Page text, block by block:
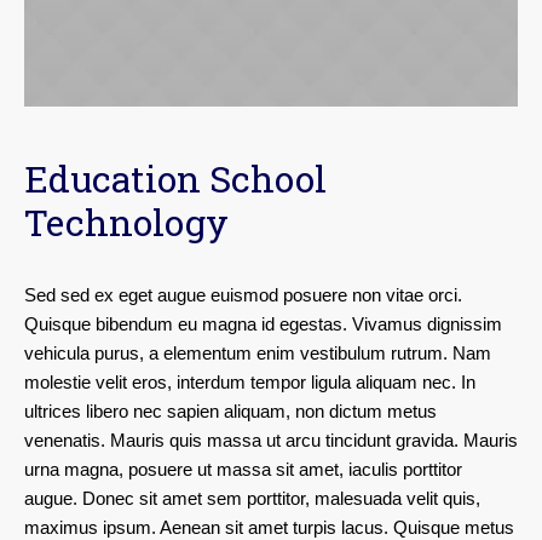
Education School
Technology
Sed sed ex eget augue euismod posuere non vitae orci.
Quisque bibendum eu magna id egestas. Vivamus dignissim
vehicula purus, a elementum enim vestibulum rutrum. Nam
molestie velit eros, interdum tempor ligula aliquam nec. In
ultrices libero nec sapien aliquam, non dictum metus
venenatis. Mauris quis massa ut arcu tincidunt gravida. Mauris
urna magna, posuere ut massa sit amet, iaculis porttitor
augue. Donec sit amet sem porttitor, malesuada velit quis,
maximus ipsum. Aenean sit amet turpis lacus. Quisque metus